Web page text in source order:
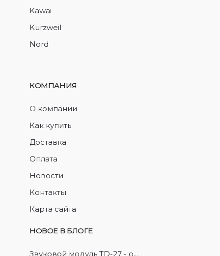
Kawai
Kurzweil
Nord
КОМПАНИЯ
О компании
Как купить
Доставка
Оплата
Новости
Контакты
Карта сайта
НОВОЕ В БЛОГЕ
Звуковой модуль TD-27 - о...